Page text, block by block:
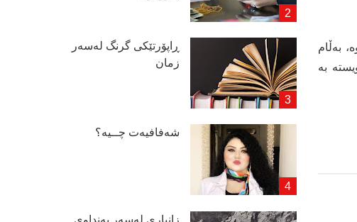
٤٠٠ی روسیدا دەکەنەوە، بەڵام
بە
ڕاپۆرتێكی گرنگ لەسەر
زمان
شەفافیەت چــیە؟
زانیاری لەسەر بەنداوی